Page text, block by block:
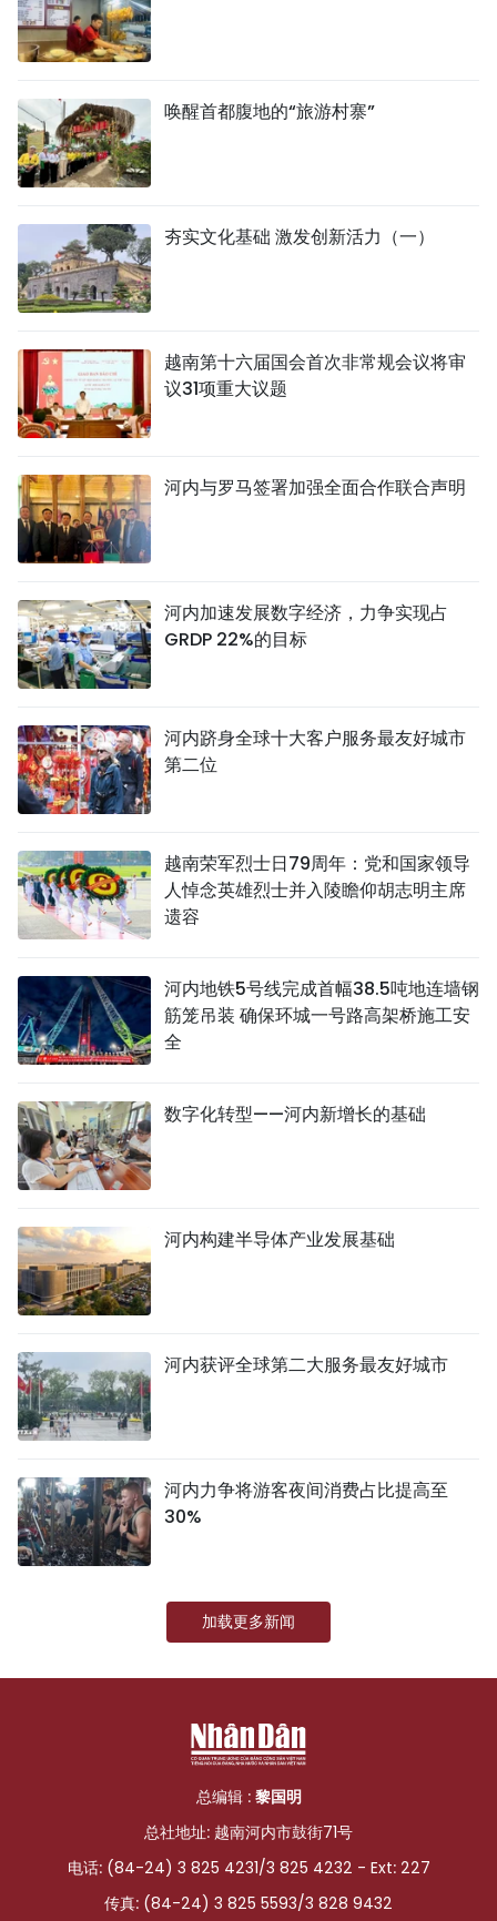
РУССКИЙ
唤醒首都腹地的“旅游村寨”
夯实文化基础 激发创新活力（一）
越南第十六届国会首次非常规会议将审
议31项重大议题
河内与罗马签署加强全面合作联合声明
河内加速发展数字经济，力争实现占
GRDP 22%的目标
河内跻身全球十大客户服务最友好城市
第二位
越南荣军烈士日79周年：党和国家领导
人悼念英雄烈士并入陵瞻仰胡志明主席
遗容
河内地铁5号线完成首幅38.5吨地连墙钢
筋笼吊装 确保环城一号路高架桥施工安
全
数字化转型——河内新增长的基础
河内构建半导体产业发展基础
河内获评全球第二大服务最友好城市
河内力争将游客夜间消费占比提高至
30%
加载更多新闻
总编辑 : 黎国明
总社地址: 越南河内市鼓街71号
电话: (84-24) 3 825 4231/3 825 4232 - Ext: 227
传真: (84-24) 3 825 5593/3 828 9432